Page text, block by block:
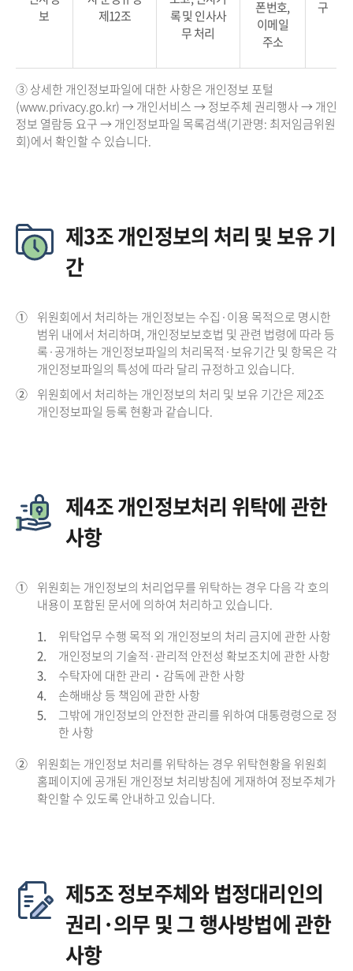
보
제12조
록 및 인사사
무 처리
폰번호,
이메일
주소
구
③ 상세한 개인정보파일에 대한 사항은 개인정보 포털
(www.privacy.go.kr) → 개인서비스 → 정보주체 권리행사 → 개인
정보 열람등 요구 → 개인정보파일 목록검색(기관명: 최저임금위원
회)에서 확인할 수 있습니다.
제3조 개인정보의 처리 및 보유 기
간
① 위원회에서 처리하는 개인정보는 수집·이용 목적으로 명시한
범위 내에서 처리하며, 개인정보보호법 및 관련 법령에 따라 등
록·공개하는 개인정보파일의 처리목적·보유기간 및 항목은 각
개인정보파일의 특성에 따라 달리 규정하고 있습니다.
② 위원회에서 처리하는 개인정보의 처리 및 보유 기간은 제2조
개인정보파일 등록 현황과 같습니다.
제4조 개인정보처리 위탁에 관한
사항
① 위원회는 개인정보의 처리업무를 위탁하는 경우 다음 각 호의
내용이 포함된 문서에 의하여 처리하고 있습니다.
1.
위탁업무 수행 목적 외 개인정보의 처리 금지에 관한 사항
2.
개인정보의 기술적·관리적 안전성 확보조치에 관한 사항
3.
수탁자에 대한 관리・감독에 관한 사항
4.
손해배상 등 책임에 관한 사항
5.
그밖에 개인정보의 안전한 관리를 위하여 대통령령으로 정
한 사항
② 위원회는 개인정보 처리를 위탁하는 경우 위탁현황을 위원회
홈페이지에 공개된 개인정보 처리방침에 게재하여 정보주체가
확인할 수 있도록 안내하고 있습니다.
제5조 정보주체와 법정대리인의
권리·의무 및 그 행사방법에 관한
사항